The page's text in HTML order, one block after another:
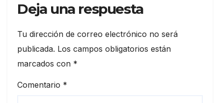
Deja una respuesta
Tu dirección de correo electrónico no será
publicada. Los campos obligatorios están
marcados con *
Comentario *